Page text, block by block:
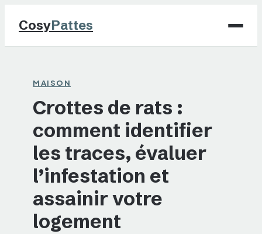
CosyPattes
Chats
NAC
Maison
Jardinage
MAISON
Crottes de rats :
comment identifier
les traces, évaluer
l’infestation et
assainir votre
logement